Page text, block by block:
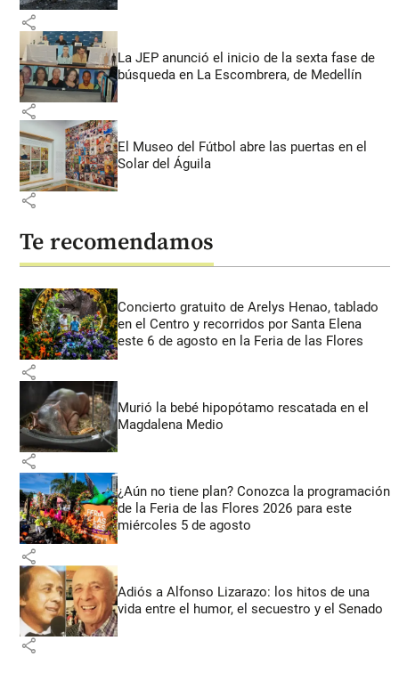
share
La JEP anunció el inicio de la sexta fase de
búsqueda en La Escombrera, de Medellín
share
El Museo del Fútbol abre las puertas en el
Solar del Águila
share
Te recomendamos
Concierto gratuito de Arelys Henao, tablado
en el Centro y recorridos por Santa Elena
este 6 de agosto en la Feria de las Flores
share
Murió la bebé hipopótamo rescatada en el
Magdalena Medio
share
¿Aún no tiene plan? Conozca la programación
de la Feria de las Flores 2026 para este
miércoles 5 de agosto
share
Adiós a Alfonso Lizarazo: los hitos de una
vida entre el humor, el secuestro y el Senado
share